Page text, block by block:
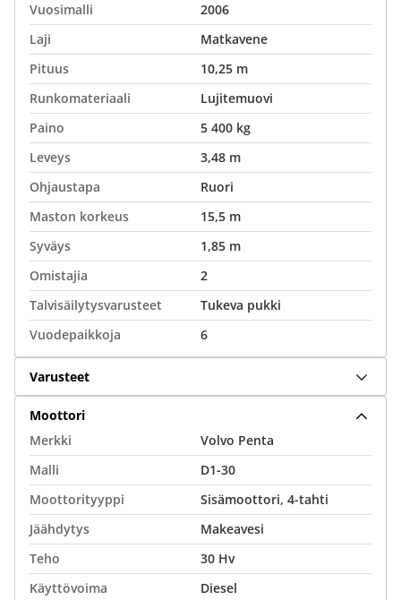
Vuosimalli
2006
Laji
Matkavene
Pituus
10,25 m
Runkomateriaali
Lujitemuovi
Paino
5 400 kg
Leveys
3,48 m
Ohjaustapa
Ruori
Maston korkeus
15,5 m
Syväys
1,85 m
Omistajia
2
Talvisäilytysvarusteet
Tukeva pukki
Vuodepaikkoja
6
Varusteet
Moottori
Merkki
Volvo Penta
Malli
D1-30
Moottorityyppi
Sisämoottori, 4-tahti
Jäähdytys
Makeavesi
Teho
30 Hv
Käyttövoima
Diesel